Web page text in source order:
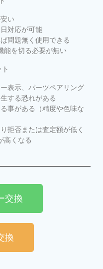
い
対応が可能
問題無く使用できる
能を切る必要が無い
表示、パーツペアリング
する恐れがある
事がある（精度や色味な
拒否または査定額が低く
高くなる
交換
換